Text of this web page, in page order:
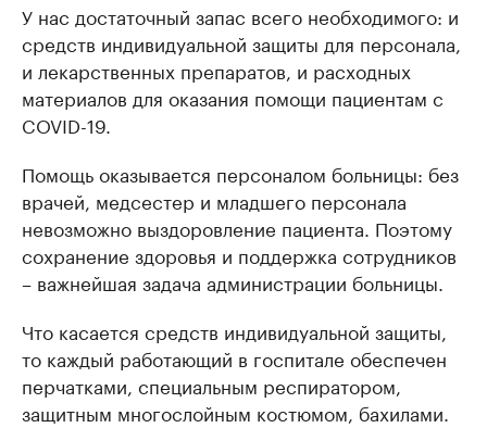
У нас достаточный запас всего необходимого: и
средств индивидуальной защиты для персонала,
и лекарственных препаратов, и расходных
материалов для оказания помощи пациентам с
COVID-19.
Помощь оказывается персоналом больницы: без
врачей, медсестер и младшего персонала
невозможно выздоровление пациента. Поэтому
сохранение здоровья и поддержка сотрудников
– важнейшая задача администрации больницы.
Что касается средств индивидуальной защиты,
то каждый работающий в госпитале обеспечен
перчатками, специальным респиратором,
защитным многослойным костюмом, бахилами.